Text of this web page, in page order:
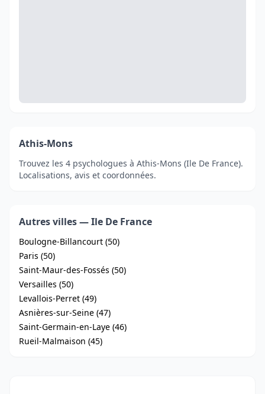
Athis-Mons
Trouvez les 4 psychologues à Athis-Mons (Ile De France).
Localisations, avis et coordonnées.
Autres villes — Ile De France
Boulogne-Billancourt (50)
Paris (50)
Saint-Maur-des-Fossés (50)
Versailles (50)
Levallois-Perret (49)
Asnières-sur-Seine (47)
Saint-Germain-en-Laye (46)
Rueil-Malmaison (45)